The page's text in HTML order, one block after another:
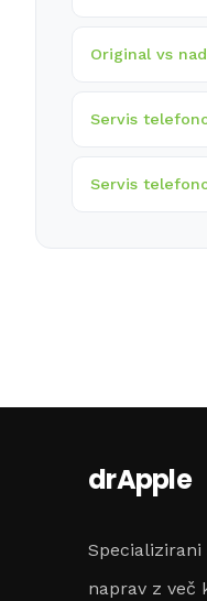
Original vs
Servis
Servis
drApple
Specializirani
naprav z več